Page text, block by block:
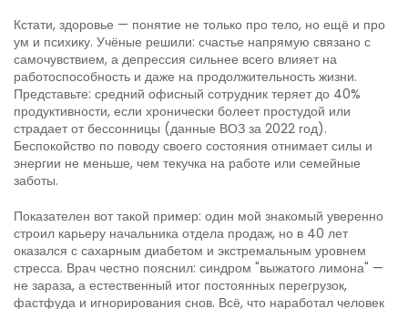
Кстати, здоровье — понятие не только про тело, но ещё и про
ум и психику. Учёные решили: счастье напрямую связано с
самочувствием, а депрессия сильнее всего влияет на
работоспособность и даже на продолжительность жизни.
Представьте: средний офисный сотрудник теряет до 40%
продуктивности, если хронически болеет простудой или
страдает от бессонницы (данные ВОЗ за 2022 год).
Беспокойство по поводу своего состояния отнимает силы и
энергии не меньше, чем текучка на работе или семейные
заботы.
Показателен вот такой пример: один мой знакомый уверенно
строил карьеру начальника отдела продаж, но в 40 лет
оказался с сахарным диабетом и экстремальным уровнем
стресса. Врач честно пояснил: синдром "выжатого лимона" —
не зараза, а естественный итог постоянных перегрузок,
фастфуда и игнорирования снов. Всё, что наработал человек